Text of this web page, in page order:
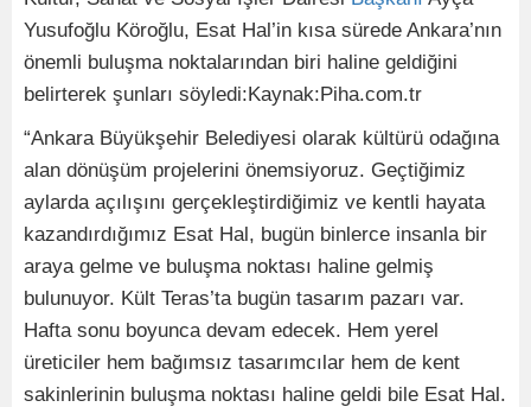
Yusufoğlu Köroğlu, Esat Hal’in kısa sürede Ankara’nın
önemli buluşma noktalarından biri haline geldiğini
belirterek şunları söyledi:Kaynak:Piha.com.tr
“Ankara Büyükşehir Belediyesi olarak kültürü odağına
alan dönüşüm projelerini önemsiyoruz. Geçtiğimiz
aylarda açılışını gerçekleştirdiğimiz ve kentli hayata
kazandırdığımız Esat Hal, bugün binlerce insanla bir
araya gelme ve buluşma noktası haline gelmiş
bulunuyor. Kült Teras’ta bugün tasarım pazarı var.
Hafta sonu boyunca devam edecek. Hem yerel
üreticiler hem bağımsız tasarımcılar hem de kent
sakinlerinin buluşma noktası haline geldi bile Esat Hal.